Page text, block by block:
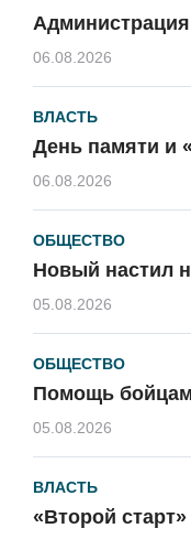
06.08.2026
ВЛАСТЬ
День памяти и
06.08.2026
ОБЩЕСТВО
Новый настил
05.08.2026
ОБЩЕСТВО
Помощь бойцам
05.08.2026
ВЛАСТЬ
«Второй